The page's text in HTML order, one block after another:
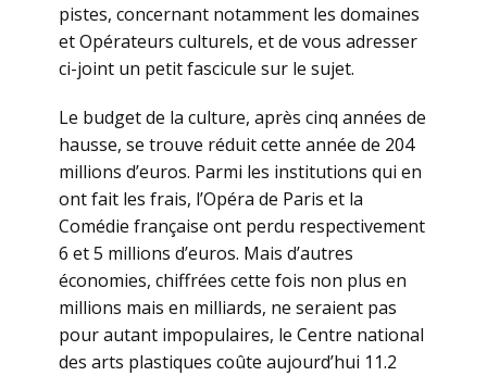
pistes, concernant notamment les domaines
et Opérateurs culturels, et de vous adresser
ci-joint un petit fascicule sur le sujet.
Le budget de la culture, après cinq années de
hausse, se trouve réduit cette année de 204
millions d’euros. Parmi les institutions qui en
ont fait les frais, l’Opéra de Paris et la
Comédie française ont perdu respectivement
6 et 5 millions d’euros. Mais d’autres
économies, chiffrées cette fois non plus en
millions mais en milliards, ne seraient pas
pour autant impopulaires, le Centre national
des arts plastiques coûte aujourd’hui 11.2